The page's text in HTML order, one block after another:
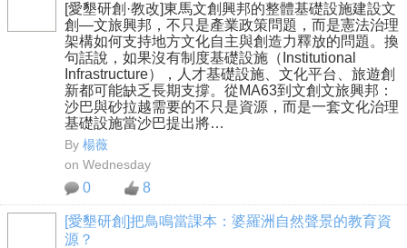
[愛墾研創·教改]東馬文創興邦的整體基礎設施建設文
創—文旅興邦，不只是產業政策問題，而是憲法治理
架構如何支持地方文化自主與創造力釋放的問題。換
句話說，如果沒有制度基礎設施（Institutional
Infrastructure），人才基礎設施、文化平台、旅遊創
新都可能缺乏長期支撐。從MA63到文創文旅興邦：
沙巴與砂拉越需要的不只是資源，而是一套文化治理
基礎設施當沙巴提出將…
By 楊薇
on Wednesday
0 8
[愛墾研創]把鳥鳴當課本：婆羅洲自然聲景的教育資
源？